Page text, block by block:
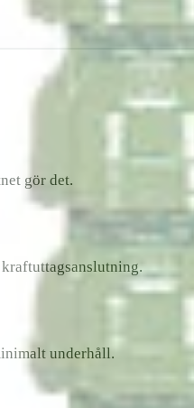
gör det.
underhåll.